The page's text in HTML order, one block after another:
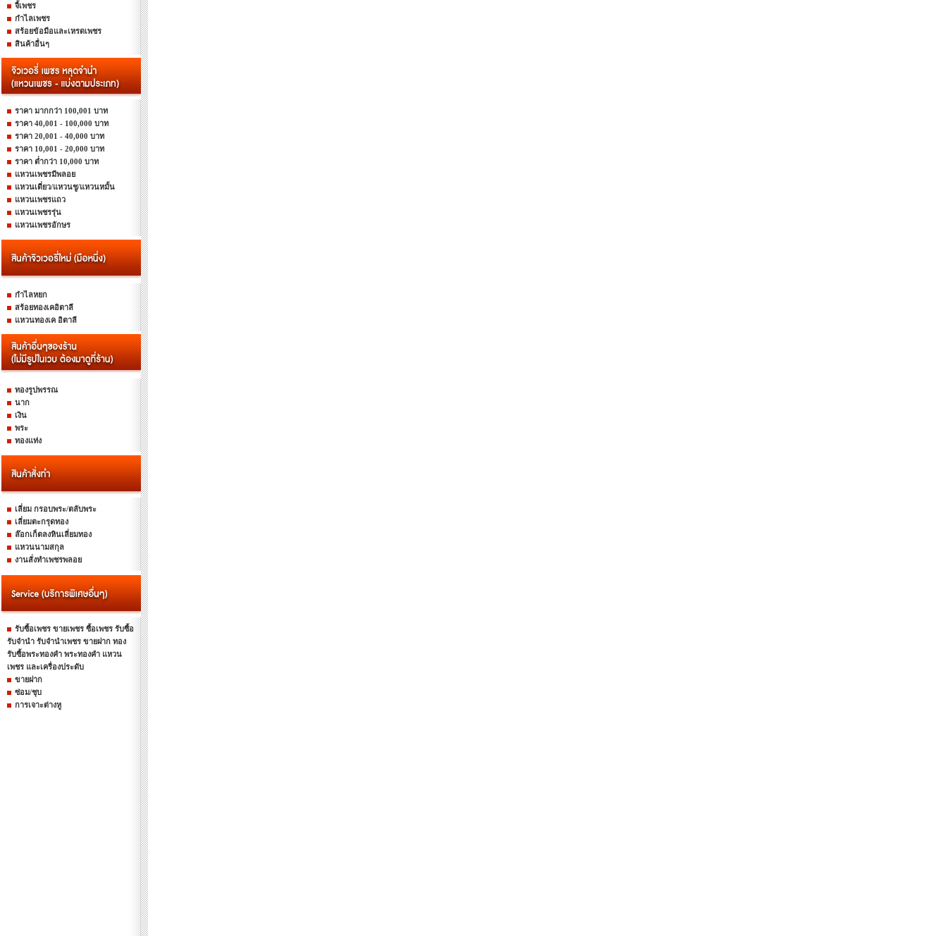
จี้เพชร
กำไลเพชร
สร้อยข้อมือและเหรดเพชร
สินค้าอื่นๆ
ราคา มากกว่า 100,001 บาท
ราคา 40,001 - 100,000 บาท
ราคา 20,001 - 40,000 บาท
ราคา 10,001 - 20,000 บาท
ราคา ต่ำกว่า 10,000 บาท
แหวนเพชรมีพลอย
แหวนเดี่ยว/แหวนชู/แหวนหมั้น
แหวนเพชรแถว
แหวนเพชรรุ่น
แหวนเพชรอักษร
กำไลหยก
สร้อยทองเคอิตาลี
แหวนทองเค อิตาลี
ทองรูปพรรณ
นาก
เงิน
พระ
ทองแท่ง
เลี่ยม กรอบพระ/ตลับพระ
เลี่ยมตะกรุดทอง
ล๊อกเก็ตลงหินเลี่ยมทอง
แหวนนามสกุล
งานสั่งทำเพชรพลอย
รับซื้อเพชร ขายเพชร ซื้อเพชร รับซื้อ
รับจำนำ รับจำนำเพชร ขายฝาก ทอง
รับซื้อพระทองคำ พระทองคำ แหวน
เพชร และเครื่องประดับ
ขายฝาก
ซ่อม/ชุบ
การเจาะต่างหู